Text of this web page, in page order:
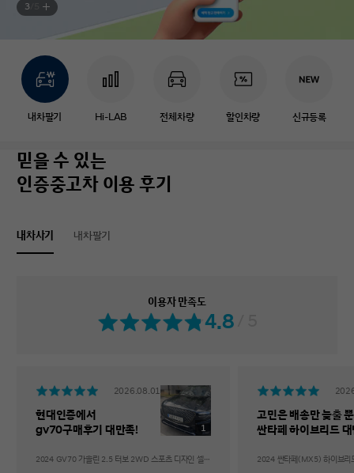
3
내차팔기 Hi-LAB 전체차량 할인차량 신규등록
믿을 수 있는
인증중고차 이용 후기
내차사기 내차팔기
이용자 만족도
4.8
2026.08.01
현대인증에서
gv70구매후기 대만족!
1
2024 GV70 가솔린 2.5 터보 2WD 스포츠 디자인 셀렉션Ⅱ
고민은 배송만 늦출
싼타페 하이브리드